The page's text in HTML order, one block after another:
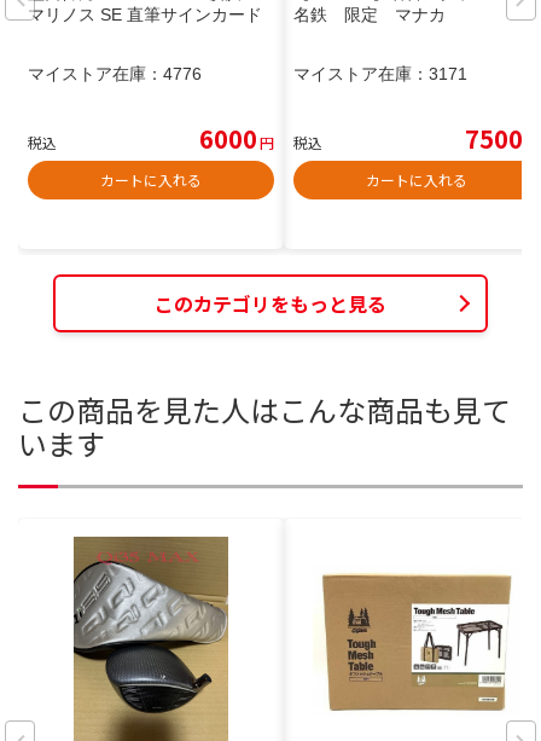
マリノス SE 直筆サインカード
マイストア在庫： 4776
税込 6000円
カートに入れる
名鉄 限定 マナカ
マイストア在庫： 3171
税込 7500
カートに入れる
このカテゴリをもっと見る
この商品を見た人はこんな商品も見て
います